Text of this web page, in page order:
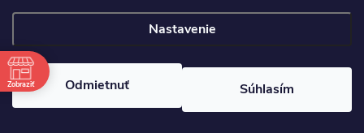
Nastavenie
Odmietnuť Súhlasím
Copyright 2026 Hokejovekorcule.sk. Všetky práva vyhradené.
Zobraziť